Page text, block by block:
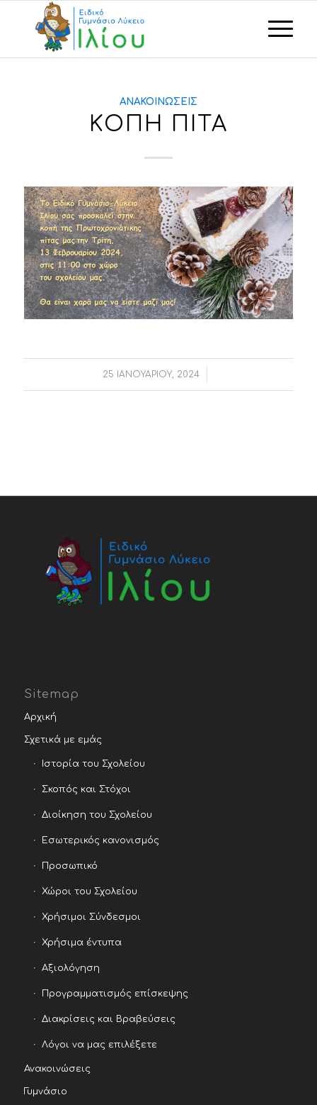
ΑΝΑΚΟΙΝΏΣΕΙΣ
ΚΟΠΗ ΠΙΤΑ
25 ΙΑΝΟΥΑΡΊΟΥ, 2024
/
Sitemap
Αρχική
Σχετικά με εμάς
Ιστορία του Σχολείου
Σκοπός και Στόχοι
Διοίκηση του Σχολείου
Εσωτερικός κανονισμός
Προσωπικό
Χώροι του Σχολείου
Χρήσιμοι Σύνδεσμοι
Χρήσιμα έντυπα
Αξιολόγηση
Προγραμματισμός επίσκεψης
Διακρίσεις και Βραβεύσεις
Λόγοι να μας επιλέξετε
Ανακοινώσεις
Γυμνάσιο